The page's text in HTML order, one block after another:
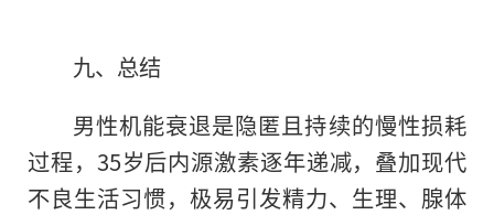
九、总结
男性机能衰退是隐匿且持续的慢性损耗
过程，35岁后内源激素逐年递减，叠加现代
不良生活习惯，极易引发精力、生理、腺体